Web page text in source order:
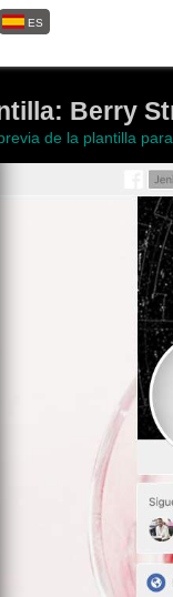
ES
Berry
de la plantilla